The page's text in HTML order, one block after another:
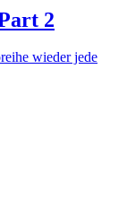
2
wieder jede